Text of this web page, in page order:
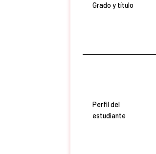
Grado y título
Perfil del
estudiante